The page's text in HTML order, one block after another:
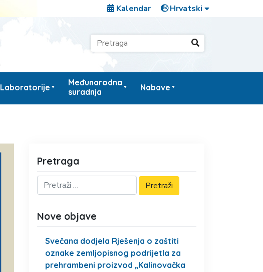
Kalendar
Laboratorije
Međunarodna
suradnja
Nabave
Pretraga
Nove objave
Svečana dodjela Rješenja o zaštiti
oznake zemljopisnog podrijetla za
prehrambeni proizvod „Kalinovačka